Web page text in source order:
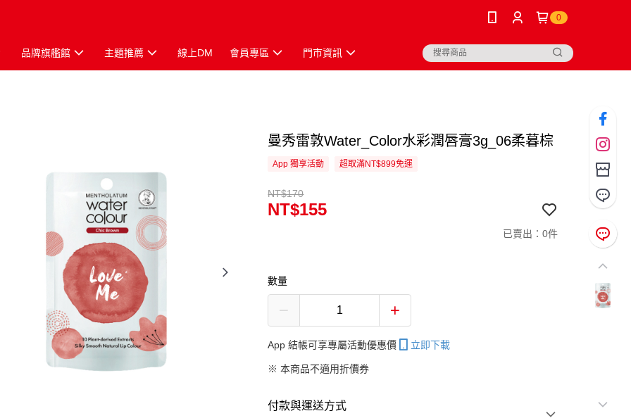
0
品牌旗艦館 主題推薦 線上DM 會員專區 門市資訊
曼秀雷敦Water_Color水彩潤唇膏3g_06柔暮棕
App 獨享活動 超取滿NT$899免運
NT$170
NT$155
已賣出：0件
數量
App 結帳可享專屬活動優惠價 立即下載
※ 本商品不適用折價券
付款與運送方式